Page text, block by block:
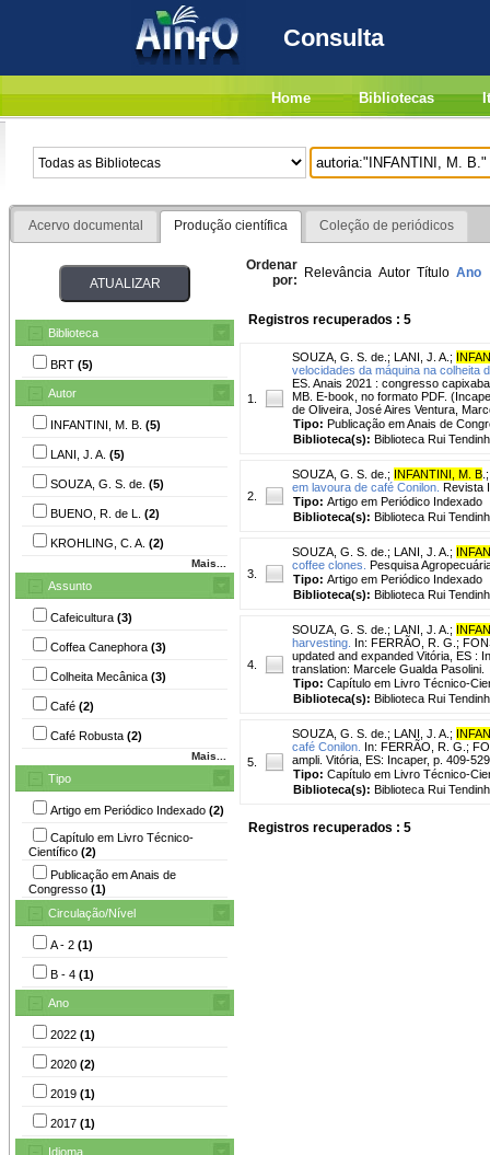
Consulta
Home Bibliotecas
Acervo documental Produção científica Coleção de periódicos
Biblioteca
BRT (5)
Autor
INFANTINI, M. B. (5)
LANI, J. A. (5)
SOUZA, G. S. de. (5)
BUENO, R. de L. (2)
KROHLING, C. A. (2)
Mais...
Assunto
Cafeicultura (3)
Coffea Canephora (3)
Colheita Mecânica (3)
Café (2)
Café Robusta (2)
Mais...
Tipo
Artigo em Periódico Indexado (2)
Capítulo em Livro Técnico-
Científico (2)
Publicação em Anais de
Congresso (1)
Circulação/Nível
A - 2 (1)
B - 4 (1)
Ano
2022 (1)
2020 (2)
2019 (1)
2017 (1)
Idioma
Ordenar
por: Relevância Autor Título Ano
Registros recuperados : 5
1.
SOUZA, G. S. de. ; LANI, J. A. ;
velocidades da máquina na colheita
ES. Anais 2021 : congresso
MB. E-book, no formato PDF.
de Oliveira, José Aires Ventura,
Tipo: Publicação em Anais de
Biblioteca(s): Biblioteca Rui
2.
SOUZA, G. S. de. ; INFANTINI, M. B
em lavoura de café Conilon. Revista
Tipo: Artigo em Periódico Indexado
Biblioteca(s): Biblioteca Rui
3.
SOUZA, G. S. de. ; LANI, J. A. ;
coffee clones. Pesquisa
Tipo: Artigo em Periódico Indexado
Biblioteca(s): Biblioteca Rui
4.
SOUZA, G. S. de. ; LANI, J. A. ;
harvesting. In: FERRÃO, R. G.;
updated and expanded Vitória, ES :
translation: Marcele Gualda Pasolini.
Tipo: Capítulo em Livro Técnico-
Biblioteca(s): Biblioteca Rui
5.
SOUZA, G. S. de. ; LANI, J. A. ;
café Conilon. In: FERRÃO, R. G.;
ampli. Vitória, ES: Incaper, p. 409-
Tipo: Capítulo em Livro Técnico-
Biblioteca(s): Biblioteca Rui
Registros recuperados : 5